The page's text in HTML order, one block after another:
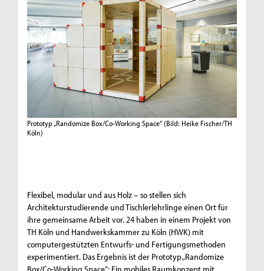
Prototyp „Randomize Box/Co-Working Space“(Bild: Heike Fischer/TH
Köln)
Flexibel, modular und aus Holz – so stellen sich
Architekturstudierende und Tischlerlehrlinge einen Ort für
ihre gemeinsame Arbeit vor. 24 haben in einem Projekt von
TH Köln und Handwerkskammer zu Köln (HWK) mit
computergestützten Entwurfs- und Fertigungsmethoden
experimentiert. Das Ergebnis ist der Prototyp „Randomize
Box/Co-Working Space“: Ein mobiles Raumkonzept mit